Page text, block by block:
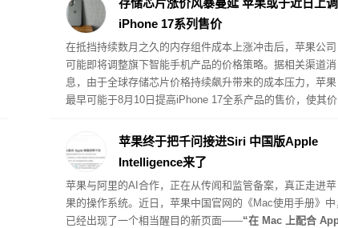
存储芯片涨价风暴蔓延 苹果或于近日上调
iPhone 17系列售价
在抵挡持续数月之久的内存组件成本上涨冲击后，苹果公司
可能即将调整旗下智能手机产品的价格策略。据相关渠道消
息，由于全球存储芯片价格持续飙升带来的成本压力，苹果
最早可能于8月10日提高iPhone 17全系产品的售价，使其价
苹果终于把千问接进Siri 中国版Apple
Intelligence来了
苹果与阿里的AI合作，正在从传闻和监管备案，真正走进苹
果的操作系统。近日，苹果中国官网的《Mac使用手册》中
已经出现了一个相当醒目的新页面——“在 Mac 上配合